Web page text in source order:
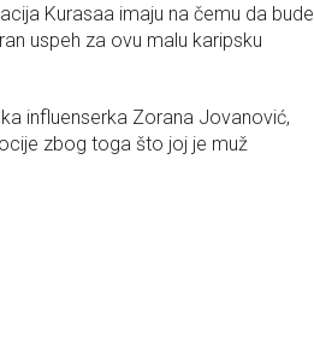
Kurasaa imaju na čemu da bude
uspeh za ovu malu karipsku
influenserka Zorana Jovanović,
zbog toga što joj je muž